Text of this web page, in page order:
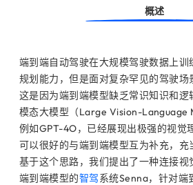
概述
端到端自动驾驶在大规模驾驶数据上训
规划能力，但是面对复杂罕见的驾驶场
这是因为端到端模型缺乏常识知识和逻
模态大模型（Large Vision-Language
例如GPT-4O，已经展现出极强的视觉
可以很好的与端到端模型互为补充，充
基于这个思路，我们提出了一种连接视
端到端模型的智驾系统Senna，针对端